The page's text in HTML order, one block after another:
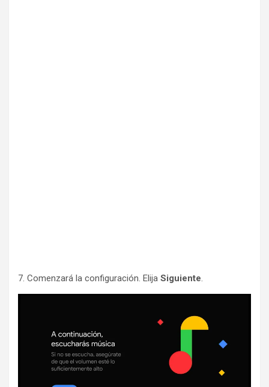
7. Comenzará la configuración. Elija Siguiente.